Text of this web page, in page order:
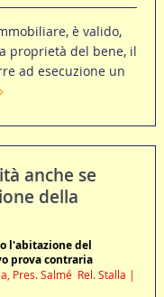
è valido,
proprietà del bene, il
ad esecuzione un
anche se
della
l'abitazione del
prova contraria
Pres. Salmé  Rel. Stalla |